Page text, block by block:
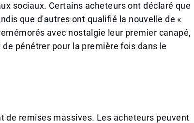
sociaux. Certains acheteurs ont déclaré que
que d'autres ont qualifié la nouvelle de «
avec nostalgie leur premier canapé,
pénétrer pour la première fois dans le
de remises massives. Les acheteurs peuvent